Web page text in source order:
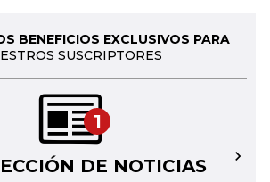
BENEFICIOS EXCLUSIVOS PARA
SUSCRIPTORES
1
DE NOTICIAS →